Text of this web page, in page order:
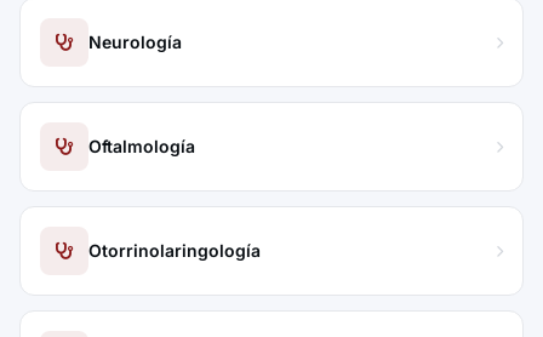
Neurología
Oftalmología
Otorrinolaringología